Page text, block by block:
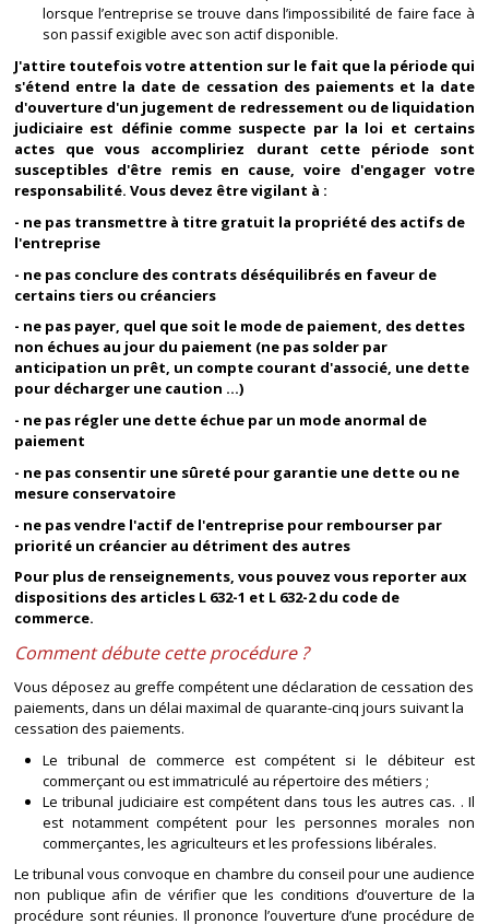
lorsque l’entreprise se trouve dans l’impossibilité de faire face à
son passif exigible avec son actif disponible.
J'attire toutefois votre attention sur le fait que la période qui
s'étend entre la date de cessation des paiements et la date
d'ouverture d'un jugement de redressement ou de liquidation
judiciaire est définie comme suspecte par la loi et certains
actes que vous accompliriez durant cette période sont
susceptibles d'être remis en cause, voire d'engager votre
responsabilité. Vous devez être vigilant à :
- ne pas transmettre à titre gratuit la propriété des actifs de
l'entreprise
- ne pas conclure des contrats déséquilibrés en faveur de
certains tiers ou créanciers
- ne pas payer, quel que soit le mode de paiement, des dettes
non échues au jour du paiement (ne pas solder par
anticipation un prêt, un compte courant d'associé, une dette
pour décharger une caution ...)
- ne pas régler une dette échue par un mode anormal de
paiement
- ne pas consentir une sûreté pour garantie une dette ou ne
mesure conservatoire
- ne pas vendre l'actif de l'entreprise pour rembourser par
priorité un créancier au détriment des autres
Pour plus de renseignements, vous pouvez vous reporter aux
dispositions des articles L 632-1 et L 632-2 du code de
commerce.
Comment débute cette procédure ?
Vous déposez au greffe compétent une déclaration de cessation des
paiements, dans un délai maximal de quarante-cinq jours suivant la
cessation des paiements.
Le tribunal de commerce est compétent si le débiteur est
commerçant ou est immatriculé au répertoire des métiers ;
Le tribunal judiciaire est compétent dans tous les autres cas. . Il
est notamment compétent pour les personnes morales non
commerçantes, les agriculteurs et les professions libérales.
Le tribunal vous convoque en chambre du conseil pour une audience
non publique afin de vérifier que les conditions d’ouverture de la
procédure sont réunies. Il prononce l’ouverture d’une procédure de